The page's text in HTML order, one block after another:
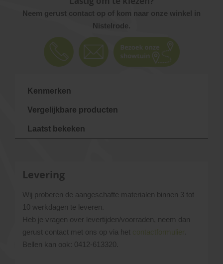
Neem gerust contact op of kom naar onze winkel in
Nistelrode.
Kenmerken
Vergelijkbare producten
Laatst bekeken
Levering
Wij proberen de aangeschafte materialen binnen 3 tot
10 werkdagen te leveren.
Heb je vragen over levertijden/voorraden, neem dan
gerust contact met ons op via het contactformulier
Bellen kan ook: 0412-613320.